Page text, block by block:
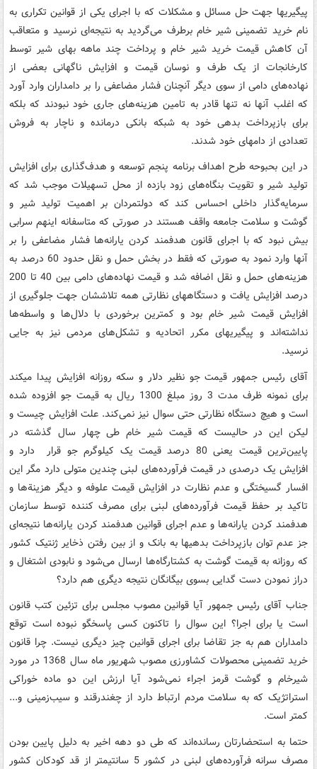
پیگیریها جهت حل مسائل و مشکلات که با اجرای یکی از قوانین تکراری به
نام خرید تضمینی شیر خام برطرف می‌گردید به نتیجه‌ای نرسید و متعاقب
آن کاهش قیمت خرید شیر خام و پرداخت چند ماهه بهای شیر توسط
کارخانجات از یک طرف و نوسان قیمت و افزایش ناگهانی بعضی از
نهاده‌های دامی از سوی دیگر آنچنان فشار مضاعفی را بر دامداران وارد آورد
که اغلب آنها نه تنها قادر به تامین هزینه‌های جاری خود نبودند که بلکه
برای بازپرداخت بدهی خود به شبکه بانکی درمانده و ناچار به فروش
تعدادی از دامهای خود شدند.
در این بحبوحه طرح اهداف برنامه پنجم توسعه و هدف‌گذاری برای افزایش
تولید شیر و تقویت بنگاه‌های زود بازده از محل تسهیلات موجب شد که
سرمایه‌گذار داخلی احساس کند که دولتمردان بر اهمیت تولید شیر و
گوشت و سلامت جامعه واقف هستند در صورتی که متاسفانه اینهم سرابی
بیش نبود که با اجرای قانون هدفمند کردن یارانه‌ها فشار مضاعفی را بر
آنها وارد نمود به صورتی که فقط در بخش حمل و نقل حدود 60 درصد به
هزینه‌های حمل و نقل اضافه شد و قیمت نهاده‌های دامی بین 40 تا 200
درصد افزایش یافت و دستگاههای نظارتی همه تلاششان جهت جلوگیری از
افزایش قیمت شیر خام بود و کمترین برخوردی با دلال‌ها و واسطه‌ها
نداشته‌اند و پیگیریهای مکرر اتحادیه و تشکل‌های مردمی نیز به جایی
نرسید.
آقای رئیس جمهور قیمت جو نظیر دلار و سکه روزانه افزایش پیدا میکند
برای نمونه ظرف مدت 3 روز مبلغ 1300 ریال به قیمت جو افزوده شده
است و هیچ دستگاه نظارتی حتی سوال نیز نمی‌کند. علت افزایش چیست و
لیکن این در حالیست که قیمت شیر خام طی چهار سال گذشته در
پایین‌ترین قیمت یعنی 80 درصد قیمت یک کیلوگرم جو قرار دارد و
افزایش یک درصدی در قیمت فرآورده‌های لبنی چندین متولی دارد مگر این
افسار گسیختگی و عدم نظارت در افزایش قیمت علوفه و دیگر هزینة‌ها و
تاکید بر حفظ قیمت فرآورده‌های لبنی برای مصرف کننده توسط سازمان
هدفمند کردن یارانه‌ها و عدم اجرای قوانین هدفمند کردن یارانه‌ها نتیجه‌ای
جز عدم توان بازپرداخت بدهیها به بانک و از بین رفتن ذخایر ژنتیک کشور
که روزانه به قیمت گوشت به کشتارگاه‌ها ارسال می‌شود و نابودی اشتغال و
دراز نمودن دست گدایی بسوی بیگانگان نتیجه دیگری هم دارد؟
جناب آقای رئیس جمهور آیا قوانین مصوب مجلس برای تزئین کتب قانون
است یا برای اجرا؟ این سوال را تاکنون کسی پاسخگو نبوده است توقع
دامداران هم به جز تقاضا برای اجرای قوانین چیز دیگری نیست. چرا قانون
خرید تضمینی محصولات کشاورزی مصوب شهریور ماه سال 1368 در مورد
شیرخام و گوشت قرمز اجراء نمی‌شود آیا ارزش این دو ماده خوراکی
استراتژیک که به سلامت مردم ارتباط دارد از چغندرقند و سیب‌زمینی و...
کمتر است.
حتما به استحضارتان رسانده‌اند که طی دو دهه اخیر به دلیل پایین بودن
مصرف سرانه فرآورده‌های لبنی در کشور 5 سانتیمتر از قد کودکان کشور